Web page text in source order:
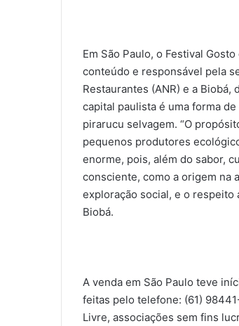
Em São Paulo, o Festival
conteúdo e responsável pela
Restaurantes (ANR) e a
capital paulista é uma forma
pirarucu selvagem. “O
pequenos produtores
enorme, pois, além do sabor,
consciente, como a origem na
exploração social, e o respeito
Biobá.
A venda em São Paulo teve
feitas pelo telefone: (61)
Livre, associações sem fins